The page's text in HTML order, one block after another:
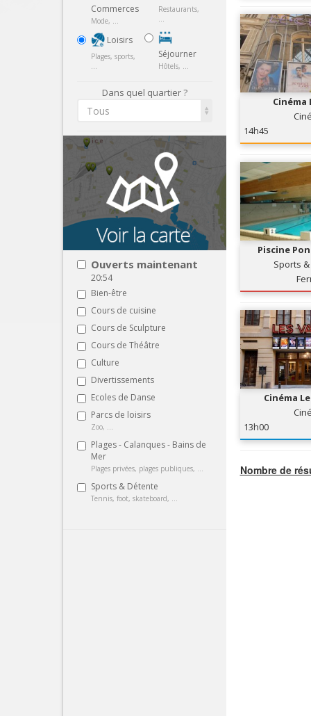
Commerces
Mode, ...
Loisirs
Plages, sports,
...
Restaurants,
...
Séjourner
Hôtels, ...
Dans quel quartier ?
Tous
Ouverts maintenant
20:54
Bien-être
Cours de cuisine
Cours de Sculpture
Cours de Théâtre
Culture
Divertissements
Ecoles de Danse
Parcs de loisirs
Zoo, ...
Plages - Calanques - Bains de
Mer
Plages privées, plages publiques, ...
Sports & Détente
Tennis, foot, skateboard, ...
Cinéma
14h45
Piscine
Sports
Cinéma
13h00
Nombre de